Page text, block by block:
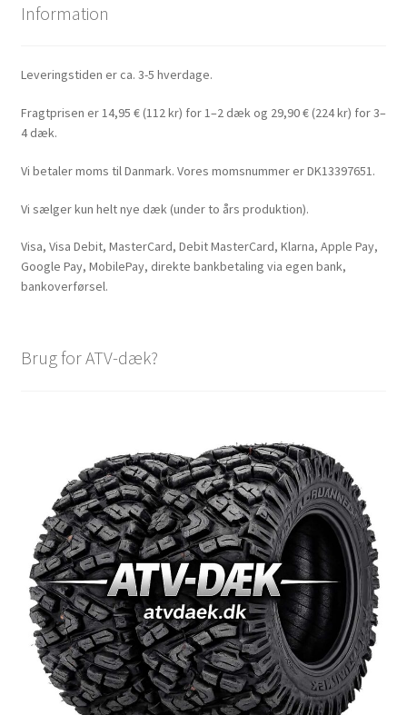
Information
Leveringstiden er ca. 3-5 hverdage.
Fragtprisen er 14,95 € (112 kr) for 1–2 dæk og 29,90 € (224 kr) for 3–
4 dæk.
Vi betaler moms til Danmark. Vores momsnummer er DK13397651.
Vi sælger kun helt nye dæk (under to års produktion).
Visa, Visa Debit, MasterCard, Debit MasterCard, Klarna, Apple Pay,
Google Pay, MobilePay, direkte bankbetaling via egen bank,
bankoverførsel.
Brug for ATV-dæk?